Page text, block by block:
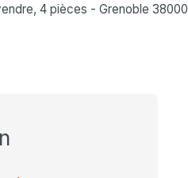
4 pièces - Grenoble 38000